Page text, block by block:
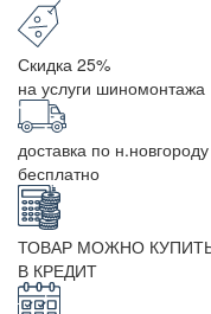
Скидка 25%
на услуги шиномонтажа
доставка по
бесплатно
ТОВАР МОЖНО
В КРЕДИТ